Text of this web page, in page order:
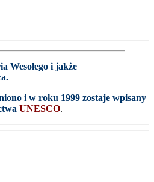
Wesołego i jakże
i w roku 1999 zostaje wpisany
UNESCO.